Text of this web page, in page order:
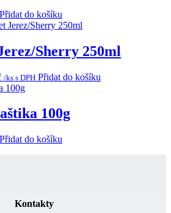
Přidat do košíku
Sherry 250ml
Aktuální
cena
59,00 Kč.
/ks s DPH Přidat do košíku
100g
Přidat do košíku
Kontakty